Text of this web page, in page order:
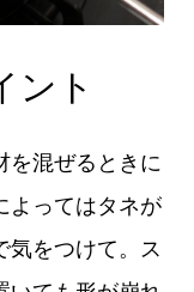
ント
を混ぜるときに
よってはタネが
気をつけて。ス